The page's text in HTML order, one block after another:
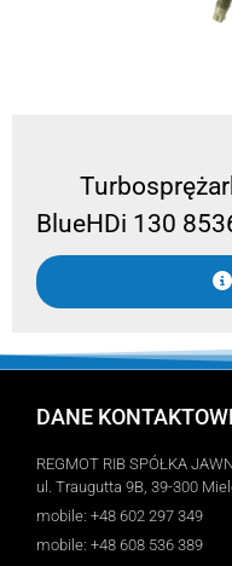
BlueHDi 130
DANE
REGMOT RIB SPÓŁKA
ul. Traugutta 9B, 39-300
mobile: +48 602 297 349
mobile: +48 608 536 389